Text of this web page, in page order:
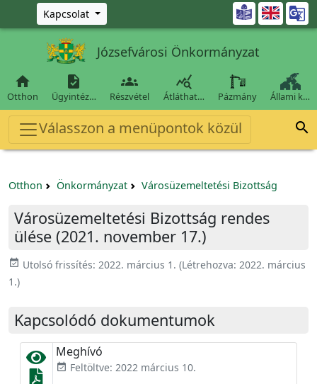
Ugrás a fő tartalomra
Kapcsolat 
Józsefvárosi Önkormányzat

Otthon

Ügyintéz…

Részvétel

Átláthat… Pázmány Állami k…
Válasszon a menüpontok közül 
Otthon Önkormányzat Városüzemeltetési Bizottság
Városüzemeltetési Bizottság rendes
ülése (2021. november 17.)
event_available Utolsó frissítés: 2022. március 1. (Létrehozva: 2022. március
1.)
Kapcsolódó dokumentumok
Meghívó
event_available Feltöltve: 2022 március 10.